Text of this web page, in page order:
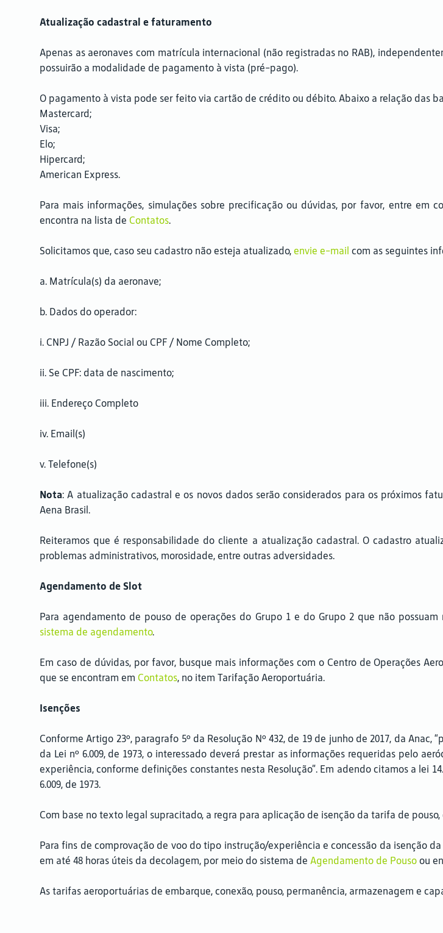
Atualização cadastral e faturamento
Apenas as aeronaves com matrícula internacional (não registradas no RAB),
possuirão a modalidade de pagamento à vista (pré-pago).
O pagamento à vista pode ser feito via cartão de crédito ou débito. Abaixo a relação das
Mastercard;
Visa;
Elo;
Hipercard;
American Express.
Para mais informações, simulações sobre precificação ou dúvidas, por favor, entre
encontra na lista de Contatos.
Solicitamos que, caso seu cadastro não esteja atualizado, envie e-mail com as seguintes
a. Matrícula(s) da aeronave;
b. Dados do operador:
i. CNPJ / Razão Social ou CPF / Nome Completo;
ii. Se CPF: data de nascimento;
iii. Endereço Completo
iv. Email(s)
v. Telefone(s)
Nota: A atualização cadastral e os novos dados serão considerados para os próximos
Aena Brasil.
Reiteramos que é responsabilidade do cliente a atualização cadastral. O cadastro
problemas administrativos, morosidade, entre outras adversidades.
Agendamento de Slot
Para agendamento de pouso de operações do Grupo 1 e do Grupo 2 que não
sistema de agendamento.
Em caso de dúvidas, por favor, busque mais informações com o Centro de Operações
que se encontram em Contatos, no item Tarifação Aeroportuária.
Isenções
Conforme Artigo 23º, paragrafo 5º da Resolução Nº 432, de 19 de junho de 2017, da
da Lei nº 6.009, de 1973, o interessado deverá prestar as informações requeridas pelo
experiência, conforme definições constantes nesta Resolução”. Em adendo citamos a lei
6.009, de 1973.
Com base no texto legal supracitado, a regra para aplicação de isenção da tarifa de
Para fins de comprovação de voo do tipo instrução/experiência e concessão da isenção
em até 48 horas úteis da decolagem, por meio do sistema de Agendamento de Pouso ou
As tarifas aeroportuárias de embarque, conexão, pouso, permanência, armazenagem e